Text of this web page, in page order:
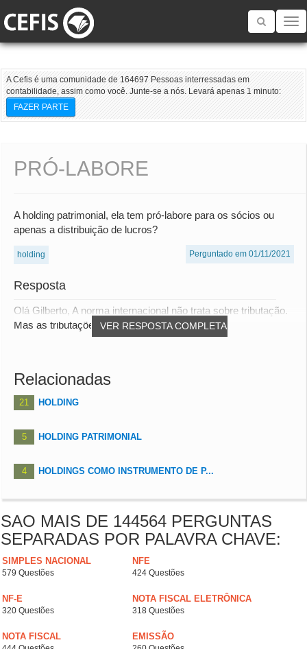
Toggle
A Cefis é uma comunidade de 164697 Pessoas interressadas em
contabilidade, assim como você. Junte-se a nós. Levará apenas 1 minuto:
FAZER PARTE
PRÓ-LABORE
A holding patrimonial, ela tem pró-labore para os sócios ou
apenas a distribuição de lucros?
holding Perguntado em 01/11/2021
Resposta
VER RESPOSTA COMPLETA
Olá Gilberto, A norma internacional não trata sobre tributação.
Mas as tributações ocorrem em nível...
Relacionadas
21 HOLDING
5 HOLDING PATRIMONIAL
4 HOLDINGS COMO INSTRUMENTO DE P...
SAO MAIS DE 144564 PERGUNTAS
SEPARADAS POR PALAVRA CHAVE:
SIMPLES NACIONAL
579 Questões
NFE
424 Questões
NF-E
320 Questões
NOTA FISCAL ELETRÔNICA
318 Questões
NOTA FISCAL EMISSÃO